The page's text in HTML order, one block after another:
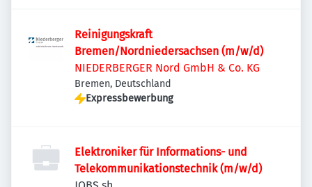
Reinigungskraft
Bremen/Nordniedersachsen (m/w/d)
NIEDERBERGER Nord GmbH & Co. KG
Bremen, Deutschland
Expressbewerbung
Elektroniker für Informations- und
Telekommunikationstechnik (m/w/d)